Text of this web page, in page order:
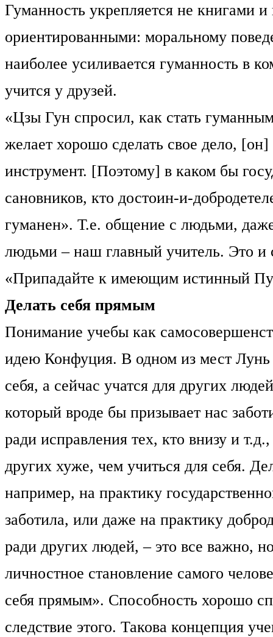
Гуманность укрепляется не книгами
ориентированными: моральному
наиболее усиливается гуманность в
учится у друзей.
«Цзы Гун спросил, как стать
желает хорошо сделать свое дело,
инструмент. [Поэтому] в каком бы
сановников, кто достоин-и-
гуманен». Т.е. общение с людьми,
людьми – наш главный учитель. Это
«Припадайте к имеющим истинный
Делать себя прямым
Понимание учебы как
идею Конфуция. В одном из мест Лунь
себя, а сейчас учатся для других
который вроде бы призывает нас
ради исправления тех, кто внизу и
других хуже, чем учиться для себя.
например, на практику
заботила, или даже на практику
ради других людей, – это все важно,
личностное становление самого
себя прямым». Способность хорошо
следствие этого. Такова концепция